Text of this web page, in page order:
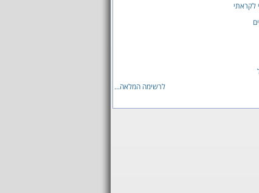
לקראתי
לרשימה המלאה...